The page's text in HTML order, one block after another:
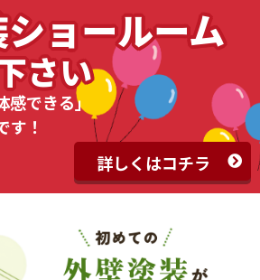
ョールーム
さい
感できる」
す！
詳しくはコチラ